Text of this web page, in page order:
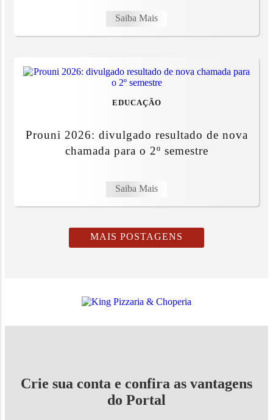
Saiba Mais
EDUCAÇÃO
Prouni 2026: divulgado resultado de nova
chamada para o 2º semestre
Saiba Mais
MAIS POSTAGENS
Crie sua conta e confira as vantagens
do Portal